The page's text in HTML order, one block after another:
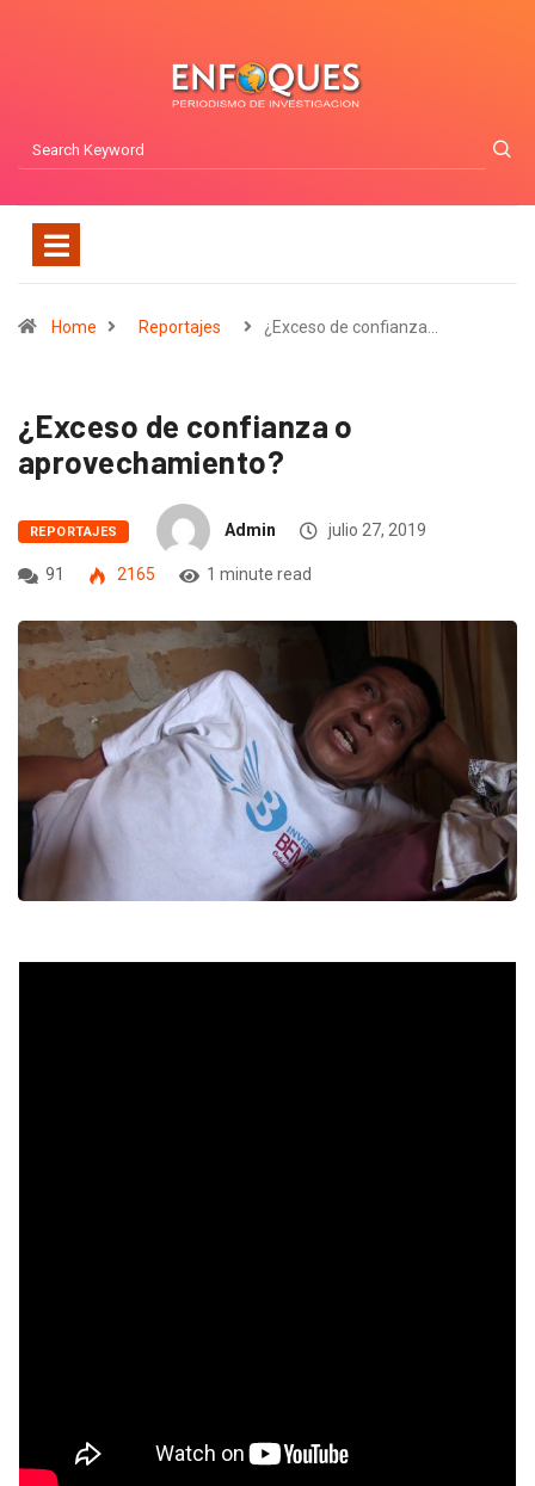
Home Reportajes ¿Exceso de confianza…
¿Exceso de confianza o
aprovechamiento?
REPORTAJES Admin julio 27, 2019
91 2165 1 minute read